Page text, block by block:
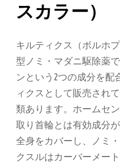
スカラー）
キルティクス（ボルホ
型ノミ・マダニ駆除薬
ンという2つの成分を配
ィクスとして販売され
類あります。ホームセ
取り首輪とは有効成分
全身をカバーし、ノミ
クスルはカーバーメー